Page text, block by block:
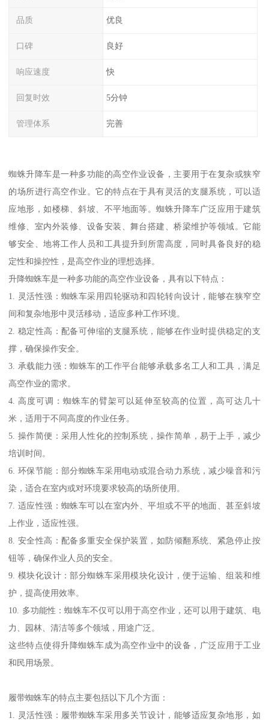
品质 优良
口碑 良好
响应速度 快
回复时效 5分钟
管理体系 完善
蜘蛛升降车是一种多功能的高空作业设备，主要用于在复杂或狭窄
的场所进行高空作业。它的特点在于具有灵活的支腿系统，可以适
应地形，如楼梯、斜坡、不平地面等。蜘蛛升降车广泛应用于建筑
维修、室内外装修、设备安装、舞台搭建、桥梁维护等领域。它能
够安全、地将工作人员和工具提升到所需高度，同时具备良好的稳
定性和操控性，是高空作业的理想选择。
升降蜘蛛车是一种多功能的高空作业设备，具有以下特点：
1. 灵活性强：蜘蛛车采用四轮驱动和四轮转向设计，能够在狭窄空
间和复杂地形中灵活移动，适应多种工作环境。
2. 稳定性高：配备可伸缩的支腿系统，能够在作业时提供稳定的支
撑，确保操作安全。
3. 承载能力强：蜘蛛车的工作平台能够承载多名工人和工具，满足
高空作业的需求。
4. 高度可调：蜘蛛车的臂架可以延伸至较高的位置，高可达几十
米，适用于不同高度的作业任务。
5. 操作简便：采用人性化的控制系统，操作简单，易于上手，减少
培训时间。
6. 环保节能：部分蜘蛛车采用电动或混合动力系统，减少噪音和污
染，适合在室内或对环境要求较高的场所使用。
7. 适应性强：蜘蛛车可以在室内外、平坦或不平的地面、甚至斜坡
上作业，适应性强。
8. 安全性高：配备多重安全保护装置，如防倾翻系统、紧急停止按
钮等，确保作业人员的安全。
9. 模块化设计：部分蜘蛛车采用模块化设计，便于运输、组装和维
护，提高使用效率。
10. 多功能性：蜘蛛车不仅可以用于高空作业，还可以用于建筑、电
力、园林、清洁等多个领域，用途广泛。
这些特点使得升降蜘蛛车成为高空作业中的设备，广泛应用于工业
和民用场景。
履带蜘蛛车的特点主要包括以下几个方面：
1. 灵活性强：履带蜘蛛车采用多关节设计，能够适应复杂地形，如